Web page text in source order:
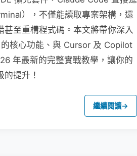
），不僅能讀取專案架構，還
甚至重構程式碼。本文將帶你深入
核心功能、與 Cursor 及 Copilot
年最新的完整實戰教學，讓你的
的提升！
繼續閱讀→